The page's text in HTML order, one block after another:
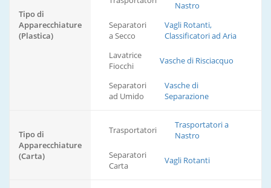
Tipo di
Apparecchiature
(Plastica)
Nastro
Separatori
a Secco
Vagli Rotanti,
Classificatori ad Aria
Lavatrice
Fiocchi
Vasche di Risciacquo
Separatori
ad Umido
Vasche di
Separazione
Tipo di
Apparecchiature
(Carta)
Trasportatori
Trasportatori a
Nastro
Separatori
Carta
Vagli Rotanti